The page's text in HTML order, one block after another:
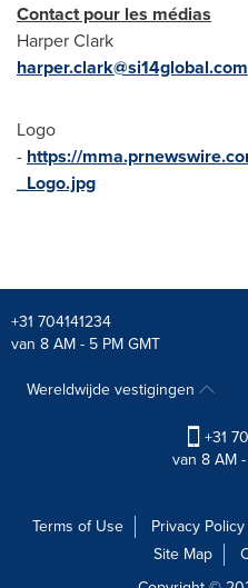
Contact pour les médias
Harper Clark
harper.clark@si14global.com
Logo
- https://
_Logo.jpg
+31 704141234
van 8 AM - 5 PM GMT
Wereldwijde vestigingen
+31
van 8 AM
Terms of Use Privacy Policy
Site Map